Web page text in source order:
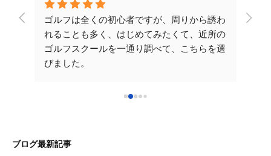
ス
し
ゴルフは全くの初心者ですが、周りから誘わ
れることも多く、はじめてみたくて、近所の
ゴルフスクールを一通り調べて、こちらを選
びました。
いです。次のレッスンも楽しみです！こちら
こ
ブログ最新記事